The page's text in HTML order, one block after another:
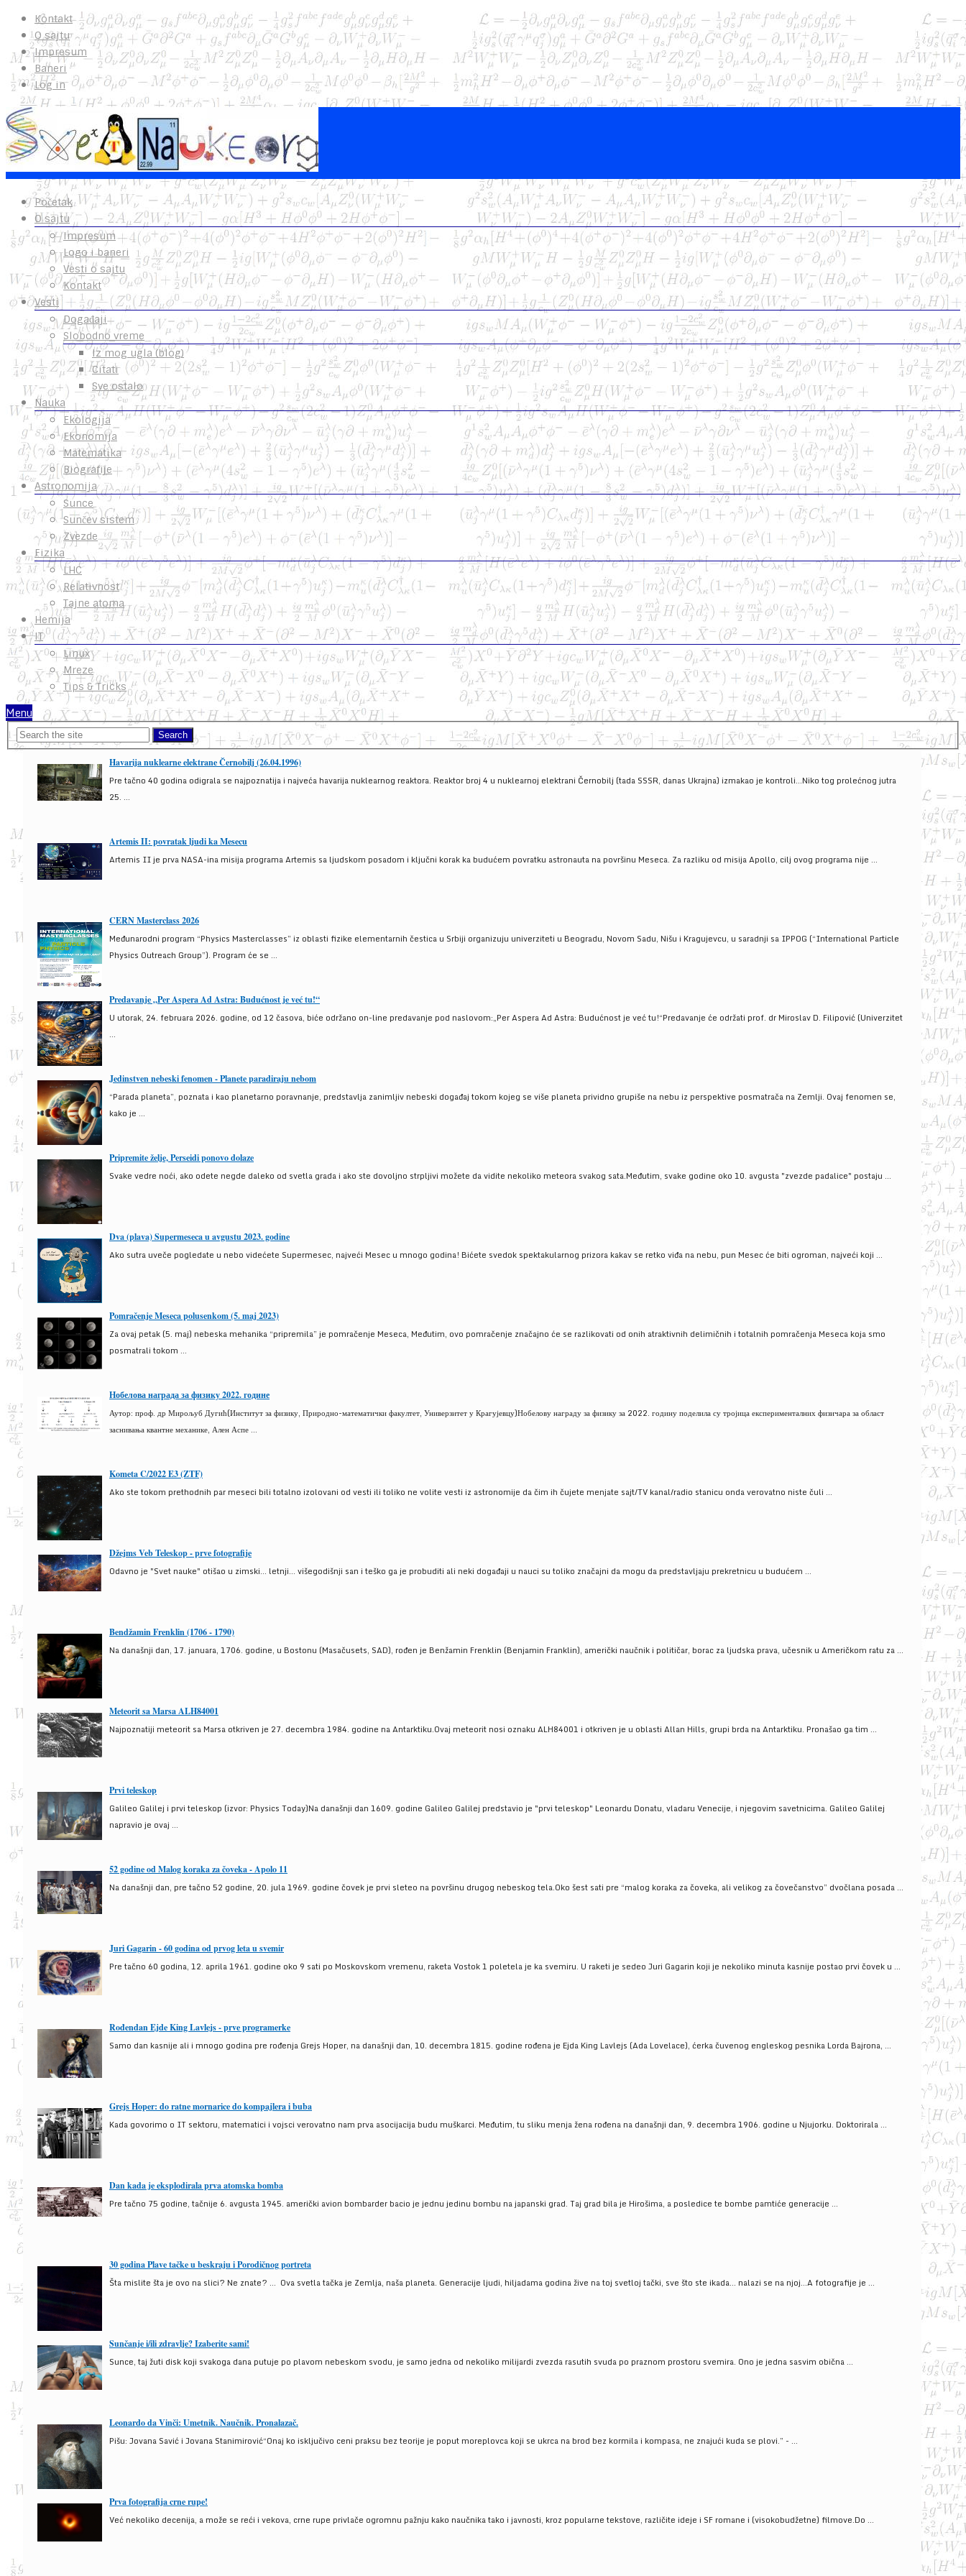
Kontakt
O sajtu
Impresum
Baneri
Log in
Početak
O sajtu
Impresum
Logo i baneri
Vesti o sajtu
Kontakt
Vesti
Događaji
Slobodno vreme
Iz mog ugla (blog)
Citati
Sve ostalo
Nauka
Ekologija
Ekonomija
Matematika
Biografije
Astronomija
Sunce
Sunčev sistem
Zvezde
Fizika
LHC
Relativnost
Tajne atoma
Hemija
IT
Linux
Mreze
Tips & Tricks
Menu
Havarija nuklearne elektrane Černobilj (26.04.1996)
Pre tačno 40 godina odigrala se najpoznatija i najveća havarija nuklearnog reaktora. Reaktor broj 4 u nuklearnoj elektrani Černobilj (tada SSSR, danas Ukrajna) izmakao je kontroli...Niko tog prolećnog jutra
25. ...
Artemis II: povratak ljudi ka Mesecu
Artemis II je prva NASA-ina misija programa Artemis sa ljudskom posadom i ključni korak ka budućem povratku astronauta na površinu Meseca. Za razliku od misija Apollo, cilj ovog programa nije ...
CERN Masterclass 2026
Međunarodni program “Physics Masterclasses” iz oblasti fizike elementarnih čestica u Srbiji organizuju univerziteti u Beogradu, Novom Sadu, Nišu i Kragujevcu, u saradnji sa IPPOG (“International Particle
Physics Outreach Group”). Program će se ...
Predavanje „Per Aspera Ad Astra: Budućnost je već tu!“
U utorak, 24. februara 2026. godine, od 12 časova, biće održano on-line predavanje pod naslovom:„Per Aspera Ad Astra: Budućnost je već tu!“Predavanje će održati prof. dr Miroslav D. Filipović (Univerzitet
...
Jedinstven nebeski fenomen - Planete paradiraju nebom
“Parada planeta”, poznata i kao planetarno poravnanje, predstavlja zanimljiv nebeski događaj tokom kojeg se više planeta prividno grupiše na nebu iz perspektive posmatrača na Zemlji. Ovaj fenomen se,
kako je ...
Pripremite želje, Perseidi ponovo dolaze
Svake vedre noći, ako odete negde daleko od svetla grada i ako ste dovoljno strpljivi možete da vidite nekoliko meteora svakog sata.Međutim, svake godine oko 10. avgusta "zvezde padalice" postaju ...
Dva (plava) Supermeseca u avgustu 2023. godine
Ako sutra uveče pogledate u nebo videćete Supermesec, najveći Mesec u mnogo godina! Bićete svedok spektakularnog prizora kakav se retko viđa na nebu, pun Mesec će biti ogroman, najveći koji ...
Pomračenje Meseca polusenkom (5. maj 2023)
Za ovaj petak (5. maj) nebeska mehanika “pripremila” je pomračenje Meseca, Međutim, ovo pomračenje značajno će se razlikovati od onih atraktivnih delimičnih i totalnih pomračenja Meseca koja smo
posmatrali tokom ...
Нобелова награда за физику 2022. године
Аутор: проф. др Мирољуб Дугић(Институт за физику, Природно-математички факултет, Универзитет у Крагујевцу)Нобелову награду за физику за 2022. годину поделила су тројица експерименталних физичара за област
заснивања квантне механике, Ален Аспе ...
Kometa C/2022 E3 (ZTF)
Ako ste tokom prethodnih par meseci bili totalno izolovani od vesti ili toliko ne volite vesti iz astronomije da čim ih čujete menjate sajt/TV kanal/radio stanicu onda verovatno niste čuli ...
Džejms Veb Teleskop - prve fotografije
Odavno je "Svet nauke" otišao u zimski... letnji... višegodišnji san i teško ga je probuditi ali neki događaji u nauci su toliko značajni da mogu da predstavljaju prekretnicu u budućem ...
Bendžamin Frenklin (1706 - 1790)
Na današnji dan, 17. januara, 1706. godine, u Bostonu (Masačusets, SAD), rođen je Benžamin Frenklin (Benjamin Franklin), američki naučnik i političar, borac za ljudska prava, učesnik u Američkom ratu za ...
Meteorit sa Marsa ALH84001
Najpoznatiji meteorit sa Marsa otkriven je 27. decembra 1984. godine na Antarktiku.Ovaj meteorit nosi oznaku ALH84001 i otkriven je u oblasti Allan Hills, grupi brda na Antarktiku. Pronašao ga tim ...
Prvi teleskop
Galileo Galilej i prvi teleskop (izvor: Physics Today)Na današnji dan 1609. godine Galileo Galilej predstavio je "prvi teleskop" Leonardu Donatu, vladaru Venecije, i njegovim savetnicima. Galileo Galilej
napravio je ovaj ...
52 godine od Malog koraka za čoveka - Apolo 11
Na današnji dan, pre tačno 52 godine, 20. jula 1969. godine čovek je prvi sleteo na površinu drugog nebeskog tela.Oko šest sati pre “malog koraka za čoveka, ali velikog za čovečanstvo” dvočlana posada ...
Juri Gagarin - 60 godina od prvog leta u svemir
Pre tačno 60 godina, 12. aprila 1961. godine oko 9 sati po Moskovskom vremenu, raketa Vostok 1 poletela je ka svemiru. U raketi je sedeo Juri Gagarin koji je nekoliko minuta kasnije postao prvi čovek u ...
Rođendan Ejde King Lavlejs - prve programerke
Samo dan kasnije ali i mnogo godina pre rođenja Grejs Hoper, na današnji dan, 10. decembra 1815. godine rođena je Ejda King Lavlejs (Ada Lovelace), ćerka čuvenog engleskog pesnika Lorda Bajrona, ...
Grejs Hoper: do ratne mornarice do kompajlera i buba
Kada govorimo o IT sektoru, matematici i vojsci verovatno nam prva asocijacija budu muškarci. Međutim, tu sliku menja žena rođena na današnji dan, 9. decembra 1906. godine u Njujorku. Doktorirala ...
Dan kada je eksplodirala prva atomska bomba
Pre tačno 75 godine, tačnije 6. avgusta 1945. američki avion bombarder bacio je jednu jedinu bombu na japanski grad. Taj grad bila je Hirošima, a posledice te bombe pamtiće generacije ...
30 godina Plave tačke u beskraju i Porodičnog portreta
Šta mislite šta je ovo na slici? Ne znate? … Ova svetla tačka je Zemlja, naša planeta. Generacije ljudi, hiljadama godina žive na toj svetloj tački, sve što ste ikada… nalazi se na njoj…A fotografije je ...
Sunčanje i/ili zdravlje? Izaberite sami!
Sunce, taj žuti disk koji svakoga dana putuje po plavom nebeskom svodu, je samo jedna od nekoliko milijardi zvezda rasutih svuda po praznom prostoru svemira. Ono je jedna sasvim obična ...
Leonardo da Vinči: Umetnik. Naučnik. Pronalazač.
Pišu: Jovana Savić i Jovana Stanimirović“Onaj ko isključivo ceni praksu bez teorije je poput moreplovca koji se ukrca na brod bez kormila i kompasa, ne znajući kuda se plovi.” - ...
Prva fotografija crne rupe!
Već nekoliko decenija, a može se reći i vekova, crne rupe privlače ogromnu pažnju kako naučnika tako i javnosti, kroz popularne tekstove, različite ideje i SF romane i (visokobudžetne) filmove.Do ...